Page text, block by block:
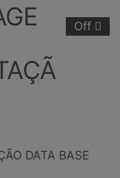
Off
DATA BASE